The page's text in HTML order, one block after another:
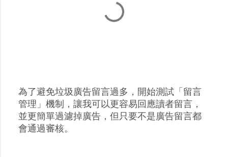
張
貼
留
為了避免垃圾廣告留言過多，開始測試「留言
管理」機制，讓我可以更容易回應讀者留言，
並更簡單過濾掉廣告，但只要不是廣告留言都
會通過審核。